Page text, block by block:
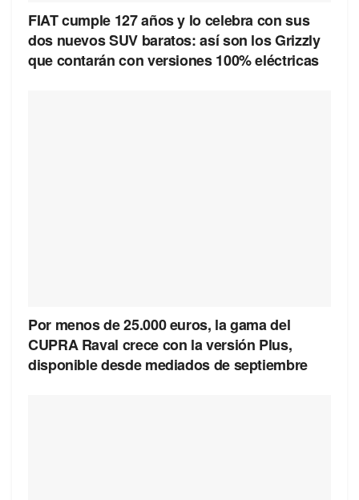
FIAT cumple 127 años y lo celebra con sus
dos nuevos SUV baratos: así son los Grizzly
que contarán con versiones 100% eléctricas
Por menos de 25.000 euros, la gama del
CUPRA Raval crece con la versión Plus,
disponible desde mediados de septiembre